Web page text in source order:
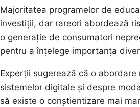
Majoritatea programelor de
investiții, dar rareori abordează
o generație de consumatori
pentru a înțelege importanța
Experții sugerează că o
sistemelor digitale și despre
să existe o conștientizare mai